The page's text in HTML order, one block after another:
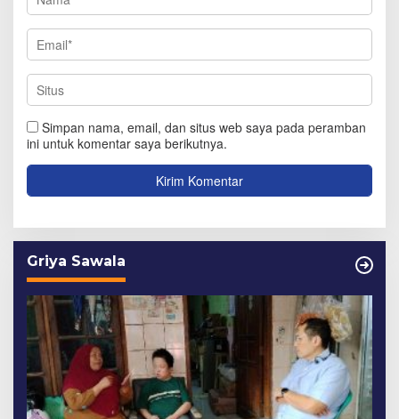
Simpan nama, email, dan situs web saya pada peramban
ini untuk komentar saya berikutnya.
Griya Sawala